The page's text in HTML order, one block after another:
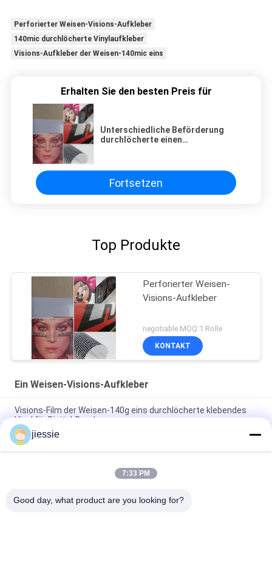
Perforierter Weisen-Visions-Aufkleber
140mic durchlöcherte Vinylaufkleber
Visions-Aufkleber der Weisen-140mic eins
Erhalten Sie den besten Preis für
Unterschiedliche Beförderung
durchlöcherte einen
Ökolösungsmitteldrucken
Fortsetzen
Top Produkte
Perforierter Weisen-
Visions-Aufkleber
negotiable MOQ:1 Rolle
KONTAKT
Ein Weisen-Visions-Aufkleber
Visions-Film der Weisen-140g eins durchlöcherte klebendes
Vinyl für Digital-Drucken
Bedruckbare Weisen-Visions-perforierter Vinylaufkleber 40%
Transparenz-eine für Fenster-Werbung
Perforiertes Weisen-Visions-MikroAbziehbild des Vinyleins
jiessie
7:33 PM
Good day, what product are you looking for?